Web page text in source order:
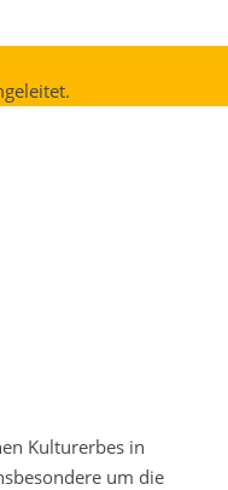
Kulturerbes in
um die